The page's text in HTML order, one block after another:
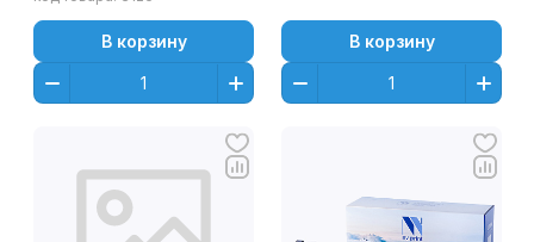
В корзину В корзину